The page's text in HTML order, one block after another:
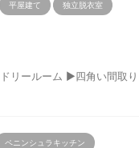
平屋建て 独立脱衣室
リールーム ▶四角い間取り
ペニンシュラキッチン